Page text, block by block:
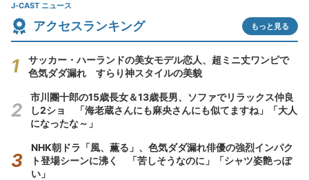
J-CAST ニュース
アクセスランキング もっと見る
サッカー・ハーランドの美女モデル恋人、超ミニ丈ワンピで
色気ダダ漏れ すらり神スタイルの美貌
市川團十郎の15歳長女＆13歳長男、ソファでリラックス仲良
し2ショ 「海老蔵さんにも麻央さんにも似てますね」「大人
になったな～」
NHK朝ドラ「風、薫る」、色気ダダ漏れ俳優の強烈インパク
ト登場シーンに沸く 「苦しそうなのに」「シャツ姿艶っぽ
い」